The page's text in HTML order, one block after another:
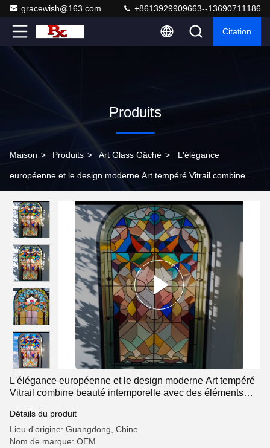
gracewish@163.com +8613929909663--13690711186
Citation
Produits
Maison > Produits > Art Glass Gâché > L'élégance
européenne et le design moderne Art tempéré Vitrail combine
L'élégance européenne et le design moderne Art tempéré
Vitrail combine beauté intemporelle avec des éléments
Détails du produit
Lieu d'origine: Guangdong, Chine
Nom de marque: OEM